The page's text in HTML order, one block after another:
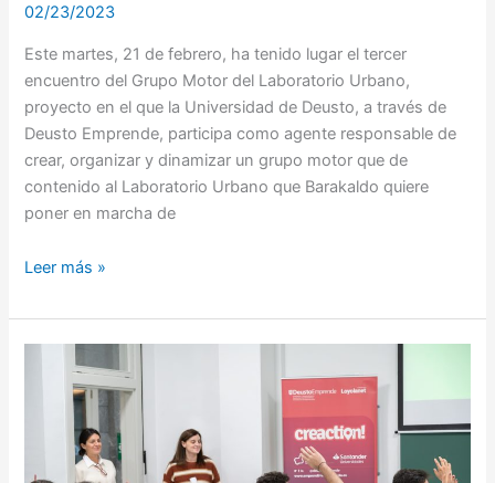
02/23/2023
Este martes, 21 de febrero, ha tenido lugar el tercer
encuentro del Grupo Motor del Laboratorio Urbano,
proyecto en el que la Universidad de Deusto, a través de
Deusto Emprende, participa como agente responsable de
crear, organizar y dinamizar un grupo motor que de
contenido al Laboratorio Urbano que Barakaldo quiere
poner en marcha de
Leer más »
Llegamos
destino